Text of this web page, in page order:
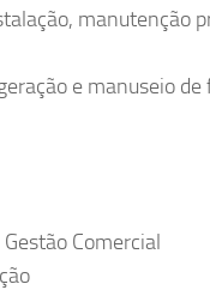
e manuseio de
Comercial